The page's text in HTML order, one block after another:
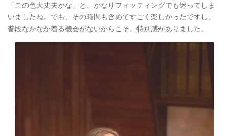
「この色大丈夫かな」と、かなりフィッティングでも迷ってしま
いましたね。でも、その時間も含めてすごく楽しかったですし、
普段なかなか着る機会がないからこそ、特別感がありました。